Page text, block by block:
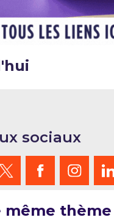
sociaux
même thème